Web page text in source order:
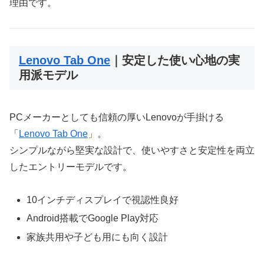
理由です。
Lenovo Tab One ｜安定した使い心地の実
用派モデル
PCメーカーとしても信頼の厚いLenovoが手掛ける
「 Lenovo Tab One 」。
シンプルながら堅実な設計で、使いやすさと安定性を両立
したエントリーモデルです。
10インチディスプレイで視認性良好
Android搭載でGoogle Play対応
家族共用や子ども用にも向く設計